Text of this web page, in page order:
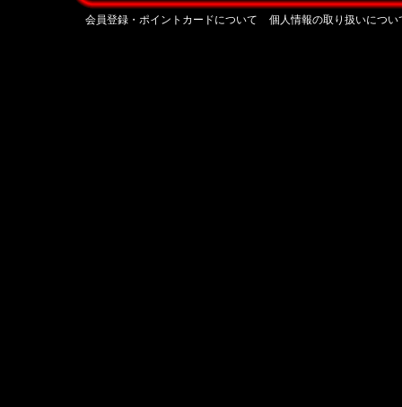
会員登録・ポイントカードについて 個人情報の取り扱いについ